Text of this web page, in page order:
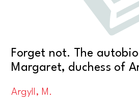
Forget not. The
Margaret, duchess of
Argyll, M.